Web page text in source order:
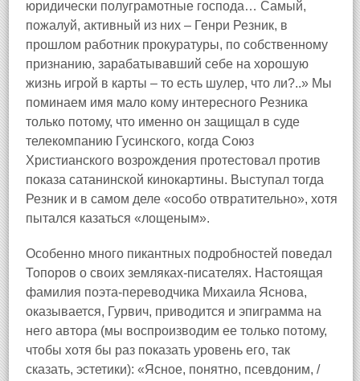
юридически полуграмотные господа… Самый,
пожалуй, активный из них – Генри Резник, в
прошлом работник прокуратуры, по собственному
признанию, зарабатывавший себе на хорошую
жизнь игрой в карты – то есть шулер, что ли?..» Мы
поминаем имя мало кому интересного Резника
только потому, что именно он защищал в суде
телекомпанию Гусинского, когда Союз
Христианского возрождения протестовал против
показа сатанинской кинокартины. Выступал тогда
Резник и в самом деле «особо отвратительно», хотя
пытался казаться «лощеным».
Особенно много пикантных подробностей поведал
Топоров о своих земляках‑писателях. Настоящая
фамилия поэта‑переводчика Михаила Яснова,
оказывается, Гурвич, приводится и эпиграмма на
него автора (мы воспроизводим ее только потому,
чтобы хотя бы раз показать уровень его, так
сказать, эстетики): «Ясное, понятно, псевдоним, /